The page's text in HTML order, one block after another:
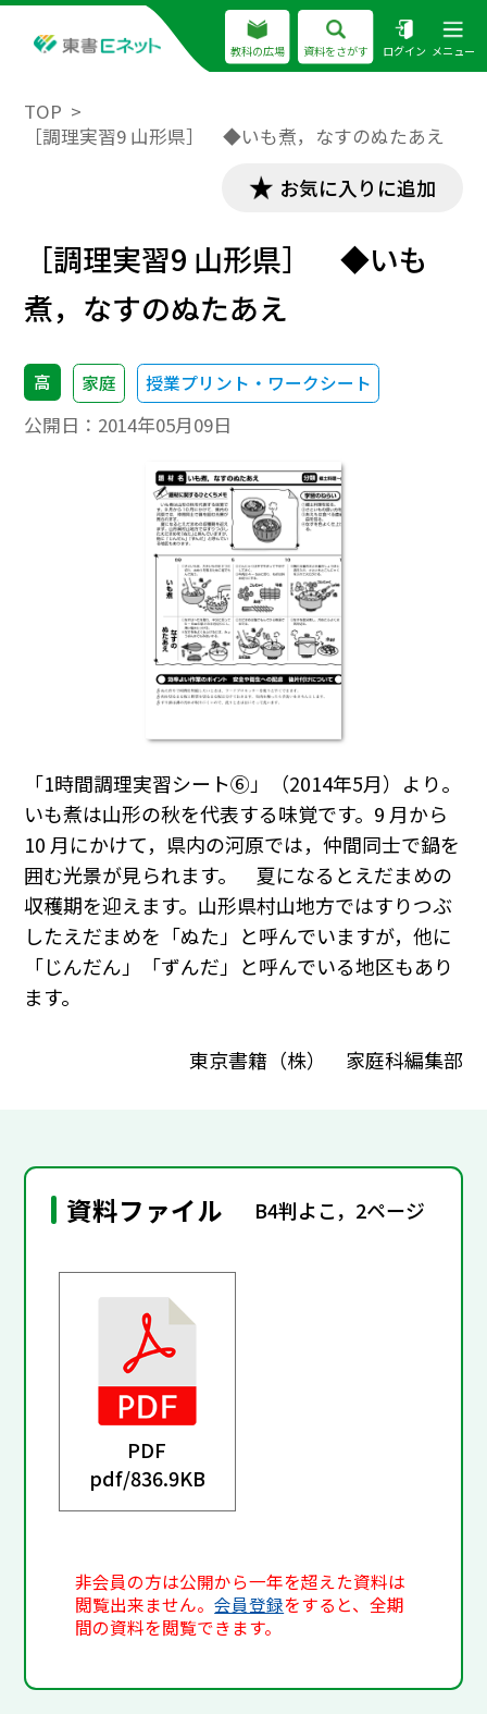
教科の広場 資料をさがす ログイン メニュー
TOP
［調理実習9 山形県］ ◆いも煮，なすのぬたあえ
お気に入りに追加
［調理実習9 山形県］ ◆いも
煮，なすのぬたあえ
高 家庭 授業プリント・ワークシート
公開日： 2014年05月09日
「1時間調理実習シート⑥」（2014年5月）より。
いも煮は山形の秋を代表する味覚です。9 月から
10 月にかけて，県内の河原では，仲間同士で鍋を
囲む光景が見られます。 夏になるとえだまめの
収穫期を迎えます。山形県村山地方ではすりつぶ
したえだまめを「ぬた」と呼んでいますが，他に
「じんだん」「ずんだ」と呼んでいる地区もあり
ます。
東京書籍（株） 家庭科編集部
資料ファイル B4判よこ，2ページ
PDF
pdf/836.9KB
非会員の方は公開から一年を超えた資料は
閲覧出来ません。会員登録をすると、全期
間の資料を閲覧できます。